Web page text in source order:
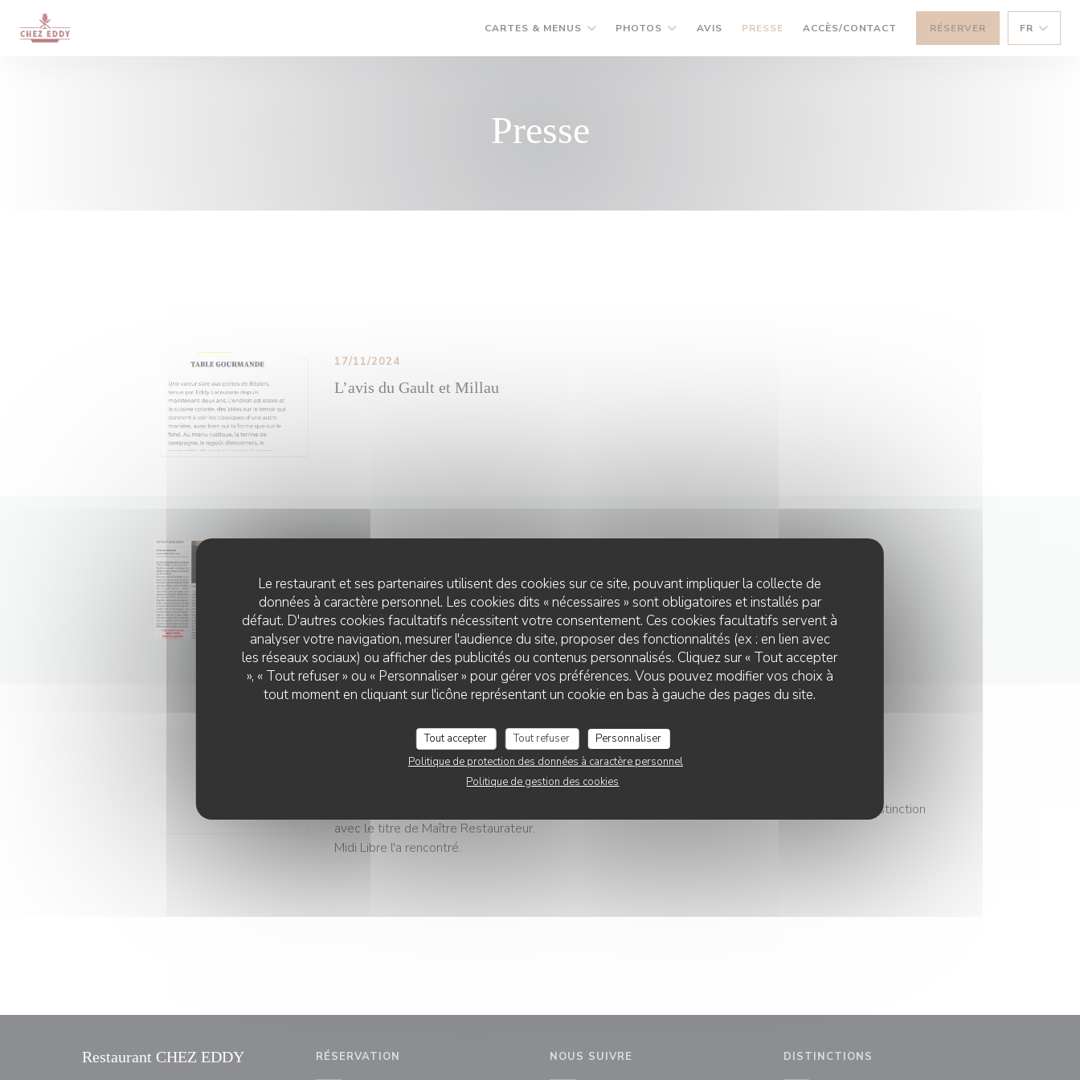
Personnalisation de vos choix en matière de cookies
Le restaurant et ses partenaires utilisent des cookies sur ce site, pouvant impliquer la collecte de
données à caractère personnel. Les cookies dits « nécessaires » sont obligatoires et installés par
défaut. D'autres cookies facultatifs nécessitent votre consentement. Ces cookies facultatifs servent à
analyser votre navigation, mesurer l'audience du site, proposer des fonctionnalités (ex : en lien avec
les réseaux sociaux) ou afficher des publicités ou contenus personnalisés. Cliquez sur « Tout accepter
», « Tout refuser » ou « Personnaliser » pour gérer vos préférences. Vous pouvez modifier vos choix à
tout moment en cliquant sur l'icône représentant un cookie en bas à gauche des pages du site.
Tout accepter Tout refuser
Personnaliser
Politique de protection des données à caractère personnel
Politique de gestion des cookies
CARTES & MENUS PHOTOS AVIS PRESSE ACCÈS/CONTACT RÉSERVER FR
Presse
L’avis du Gault et Millau
17/11/2024
1 toque au Gault et Millau
Le 7 octobre dernier le Chef s’est vu gratifié d’une Toque au Gault et Millau
On parle du chef
Après avoir obtenu les labels Tables et Auberges de France en bistronomie, et le Gault et
Millau 2023-2024, Eddy Lacou-rarie du restaurant "La Bou-fanelle" vient d'obtenir une nouvelle distinction
avec le titre de Maître Restaurateur.
Midi Libre l'a rencontré.
Restaurant CHEZ EDDY RÉSERVATION NOUS SUIVRE DISTINCTIONS